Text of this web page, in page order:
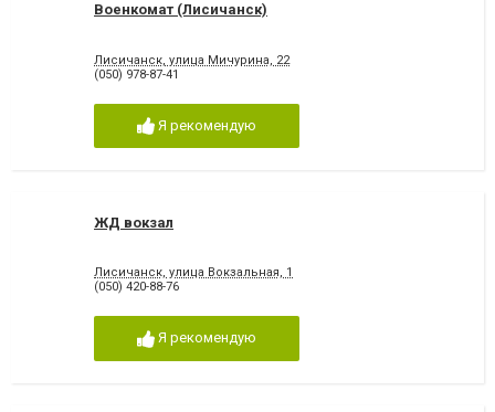
Военкомат (Лисичанск)
Лисичанск, улица Мичурина, 22
(050) 978-87-41
Я рекомендую
ЖД вокзал
Лисичанск, улица Вокзальная, 1
(050) 420-88-76
Я рекомендую